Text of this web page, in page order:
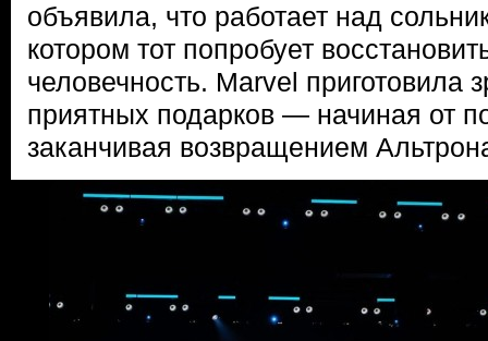
объявила, что работает над
котором тот попробует
человечность. Marvel приготовила
приятных подарков — начиная от
заканчивая возвращением